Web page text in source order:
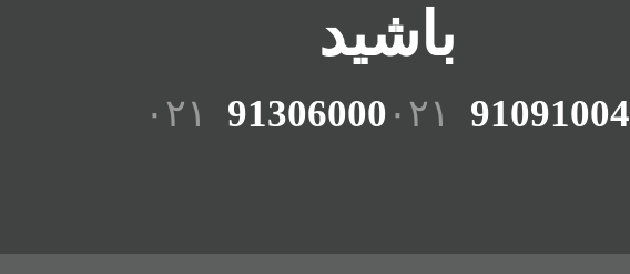
باشید
۰۲۱ 91091004 ۰۲۱ 91306000